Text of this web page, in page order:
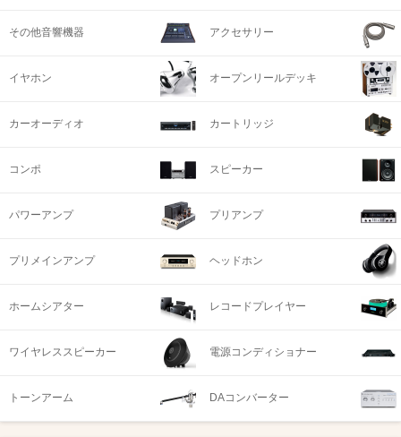
その他音響機器 アクセサリー
イヤホン オープンリールデッキ
カーオーディオ カートリッジ
コンポ スピーカー
パワーアンプ プリアンプ
プリメインアンプ ヘッドホン
ホームシアター レコードプレイヤー
ワイヤレススピーカー 電源コンディショナー
トーンアーム DAコンバーター